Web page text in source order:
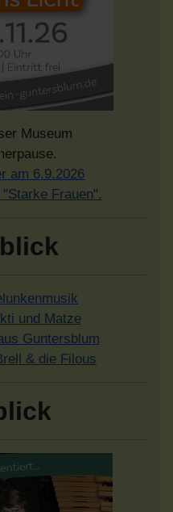
Museum
am 6.9.2026
Frauen".
und Matze
Guntersblum
& die Filous